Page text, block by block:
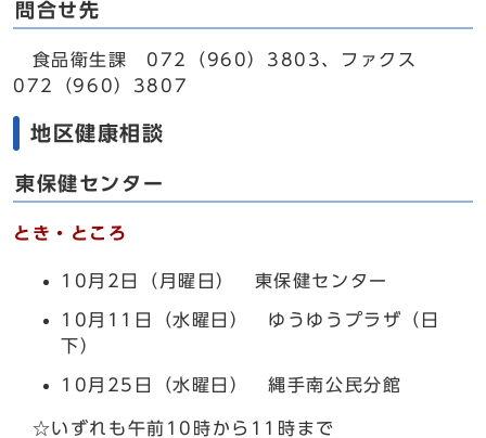
問合せ先
食品衛生課 072（960）3803、ファクス
072（960）3807
地区健康相談
東保健センター
とき・ところ
10月2日（月曜日） 東保健センター
10月11日（水曜日） ゆうゆうプラザ（日
下）
10月25日（水曜日） 縄手南公民分館
☆いずれも午前10時から11時まで